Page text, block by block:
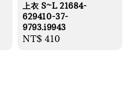
上衣 S~L 21684-
629410-37-
9793.i9943
Regular
NT$ 410